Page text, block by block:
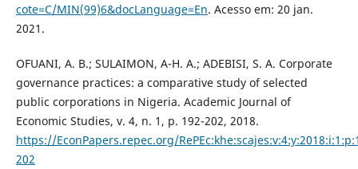
cote=C/MIN(99)6&docLanguage=En. Acesso em: 20 jan.
2021.
OFUANI, A. B.; SULAIMON, A-H. A.; ADEBISI, S. A. Corporate
governance practices: a comparative study of selected
public corporations in Nigeria. Academic Journal of
Economic Studies, v. 4, n. 1, p. 192-202, 2018.
https://EconPapers.repec.org/
202